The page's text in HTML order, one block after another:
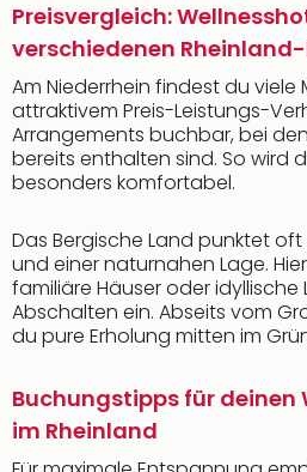
Preisvergleich:
verschiedenen
Am Niederrhein findest du viele
attraktivem Preis-Leistungs-
Arrangements buchbar, bei
bereits enthalten sind. So wird
besonders komfortabel.
Das Bergische Land punktet
und einer naturnahen Lage.
familiäre Häuser oder idyllische
Abschalten ein. Abseits vom
du pure Erholung mitten im
Buchungstipps für
im Rheinland